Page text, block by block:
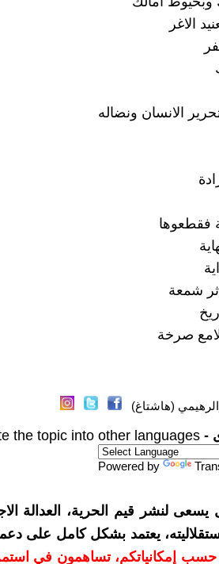
الاغر
الانسان ونضاله
فقطعوها
شمعة
صرخة
(هاشتاغ)
-
the topic into other languages
Powered by
لنشر قيم الحرية، العدالة
يعتمد بشكل كامل على
أو أكثر حسب إمكانياتكم، تساهمون في